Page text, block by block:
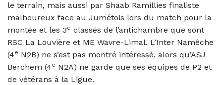
le terrain, mais aussi par Shaab Ramillies finaliste
malheureux face au Jumétois lors du match pour la
montée et les 3e classés de l’antichambre que sont
RSC La Louvière et ME Wavre-Limal. L’Inter Namêche
(4e N2B) ne s’est pas montré intéressé, alors qu’ASJ
Berchem (4e N2A) ne garde que ses équipes de P2 et
de vétérans à la Ligue.